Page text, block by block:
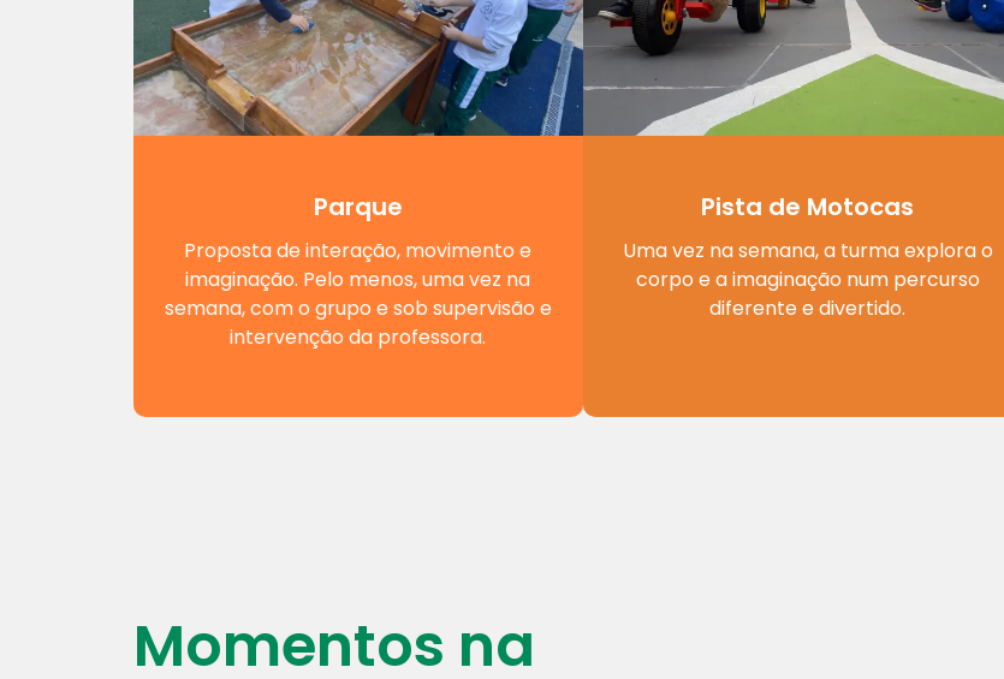
Parque
Proposta de interação, movimento e
imaginação. Pelo menos, uma vez na
semana, com o grupo e sob supervisão e
intervenção da professora.
Pista de Motocas
Uma vez na semana, a turma explora o
corpo e a imaginação num percurso
diferente e divertido.
Momentos na